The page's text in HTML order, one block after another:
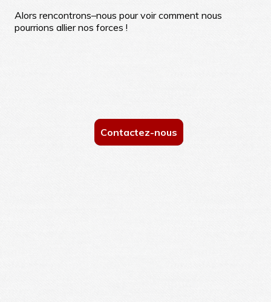
Alors rencontrons–nous pour voir comment nous
pourrions allier nos forces !
Contactez-nous